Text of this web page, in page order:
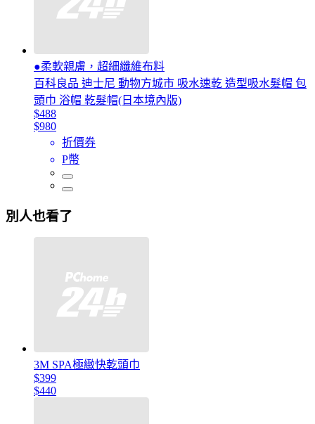
●柔軟親膚，超細纖維布料
百科良品 迪士尼 動物方城市 吸水速乾 造型吸水髮帽 包
頭巾 浴帽 乾髮帽(日本境內版)
$488
$980
折價券
P幣
別人也看了
3M SPA極緻快乾頭巾
$399
$440